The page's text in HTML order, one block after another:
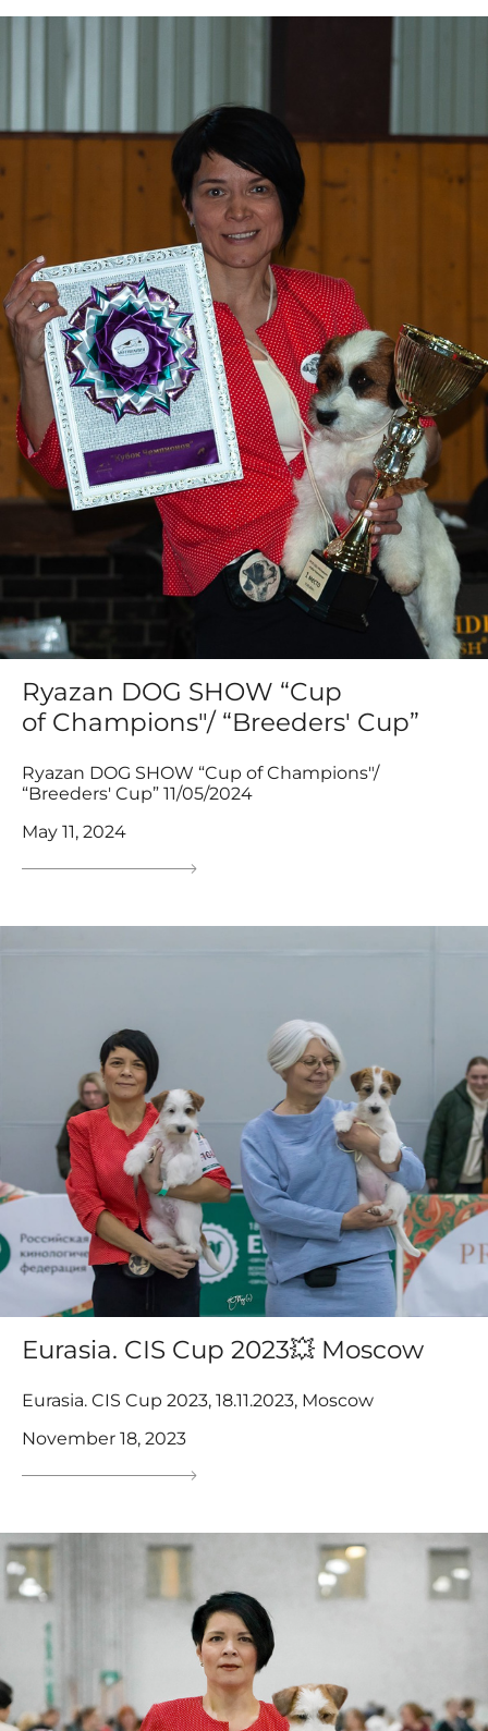
Ryazan DOG SHOW “Cup
of Champions"/ “Breeders' Cup”
Ryazan DOG SHOW “Cup of Champions"/
“Breeders' Cup” 11/05/2024
May 11, 2024
Eurasia. CIS Cup 2023💥 Moscow
Eurasia. CIS Cup 2023, 18.11.2023, Moscow
November 18, 2023